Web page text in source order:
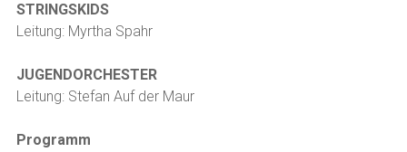
STRINGSKIDS
Leitung: Myrtha Spahr
JUGENDORCHESTER
Leitung: Stefan Auf der Maur
Programm